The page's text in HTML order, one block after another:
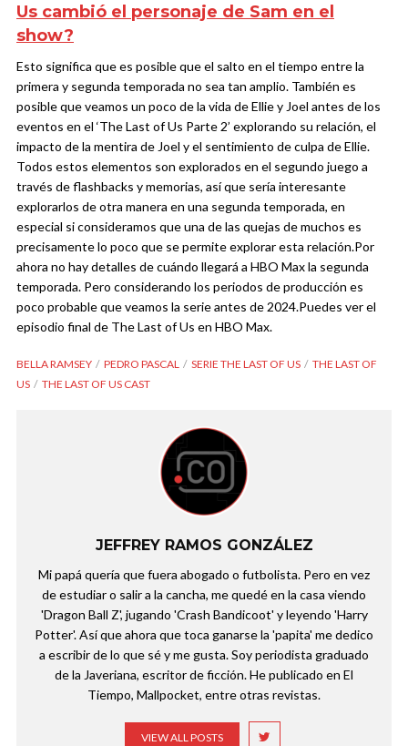
Us cambió el personaje de Sam en el
show?
Esto significa que es posible que el salto en el tiempo entre la
primera y segunda temporada no sea tan amplio. También es
posible que veamos un poco de la vida de Ellie y Joel antes de los
eventos en el ‘The Last of Us Parte 2’ explorando su relación, el
impacto de la mentira de Joel y el sentimiento de culpa de Ellie.
Todos estos elementos son explorados en el segundo juego a
través de flashbacks y memorias, así que sería interesante
explorarlos de otra manera en una segunda temporada, en
especial si consideramos que una de las quejas de muchos es
precisamente lo poco que se permite explorar esta relación.Por
ahora no hay detalles de cuándo llegará a HBO Max la segunda
temporada. Pero considerando los periodos de producción es
poco probable que veamos la serie antes de 2024.Puedes ver el
episodio final de The Last of Us en HBO Max.
BELLA RAMSEY PEDRO PASCAL SERIE THE LAST OF US
THE LAST OF
US
THE LAST OF US CAST
JEFFREY RAMOS GONZÁLEZ
Mi papá quería que fuera abogado o futbolista. Pero en vez
de estudiar o salir a la cancha, me quedé en la casa viendo
'Dragon Ball Z', jugando 'Crash Bandicoot' y leyendo 'Harry
Potter'. Así que ahora que toca ganarse la 'papita' me dedico
a escribir de lo que sé y me gusta. Soy periodista graduado
de la Javeriana, escritor de ficción. He publicado en El
Tiempo, Mallpocket, entre otras revistas.
VIEW ALL POSTS